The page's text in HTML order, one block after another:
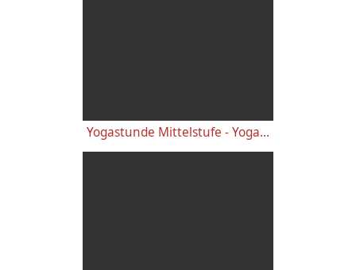
Yogastunde Mittelstufe - Yoga Vidya Grundreihe